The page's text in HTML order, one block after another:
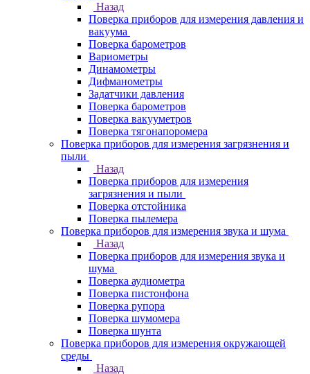
Назад
Поверка приборов для измерения давления и
вакуума
Поверка барометров
Вариометры
Динамометры
Дифманометры
Задатчики давления
Поверка барометров
Поверка вакууметров
Поверка тягонапоромера
Поверка приборов для измерения загрязнения и
пыли
Назад
Поверка приборов для измерения
загрязнения и пыли
Поверка отстойника
Поверка пылемера
Поверка приборов для измерения звука и шума
Назад
Поверка приборов для измерения звука и
шума
Поверка аудиометра
Поверка пистонфона
Поверка рупора
Поверка шумомера
Поверка шунта
Поверка приборов для измерения окружающей
среды
Назад